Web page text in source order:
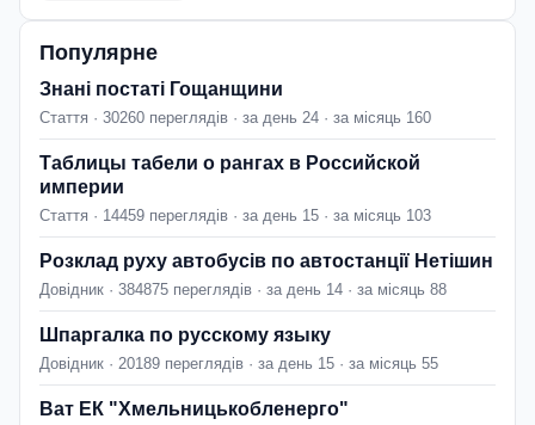
Популярне
Знані постаті Гощанщини
Стаття · 30260 переглядів · за день 24 · за місяць 160
Таблицы табели о рангах в Российской
империи
Стаття · 14459 переглядів · за день 15 · за місяць 103
Розклад руху автобусів по автостанції Нетішин
Довідник · 384875 переглядів · за день 14 · за місяць 88
Шпаргалка по русскому языку
Довідник · 20189 переглядів · за день 15 · за місяць 55
Ват ЕК "Хмельницькобленерго"